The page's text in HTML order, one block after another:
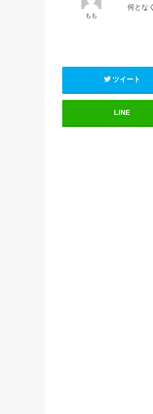
もも
何とな
ツイート
LINE